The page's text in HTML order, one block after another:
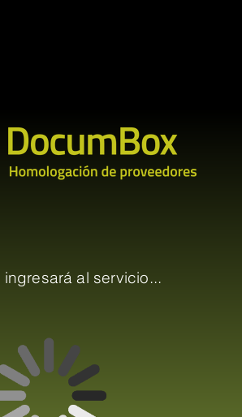
ingresará al servicio...